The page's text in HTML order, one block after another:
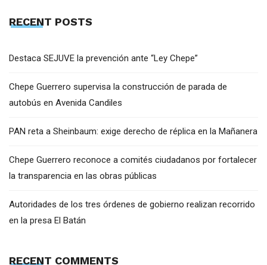
RECENT POSTS
Destaca SEJUVE la prevención ante “Ley Chepe”
Chepe Guerrero supervisa la construcción de parada de
autobús en Avenida Candiles
PAN reta a Sheinbaum: exige derecho de réplica en la Mañanera
Chepe Guerrero reconoce a comités ciudadanos por fortalecer
la transparencia en las obras públicas
Autoridades de los tres órdenes de gobierno realizan recorrido
en la presa El Batán
RECENT COMMENTS